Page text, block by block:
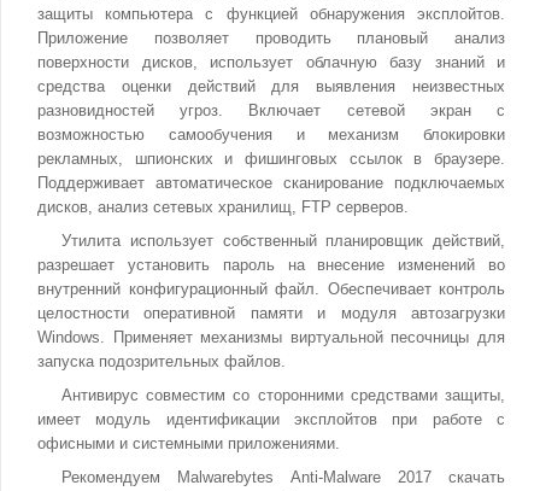
защиты компьютера с функцией обнаружения эксплойтов.
Приложение позволяет проводить плановый анализ
поверхности дисков, использует облачную базу знаний и
средства оценки действий для выявления неизвестных
разновидностей угроз. Включает сетевой экран с
возможностью самообучения и механизм блокировки
рекламных, шпионских и фишинговых ссылок в браузере.
Поддерживает автоматическое сканирование подключаемых
дисков, анализ сетевых хранилищ, FTP серверов.
Утилита использует собственный планировщик действий,
разрешает установить пароль на внесение изменений во
внутренний конфигурационный файл. Обеспечивает контроль
целостности оперативной памяти и модуля автозагрузки
Windows. Применяет механизмы виртуальной песочницы для
запуска подозрительных файлов.
Антивирус совместим со сторонними средствами защиты,
имеет модуль идентификации эксплойтов при работе с
офисными и системными приложениями.
Рекомендуем Malwarebytes Anti-Malware 2017 скачать